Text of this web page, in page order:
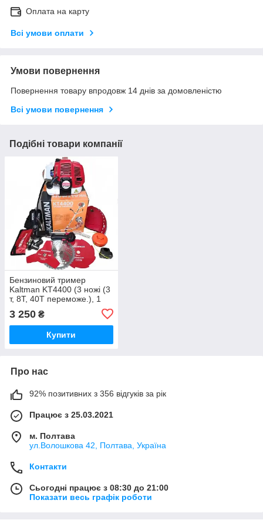
Оплата на карту
Всі умови оплати
Умови повернення
Повернення товару впродовж 14 днів за домовленістю
Всі умови повернення
Подібні товари компанії
Бензиновий тример
Kaltman KT4400 (3 ножі (3
т, 8Т, 40Т переможе.), 1
автоматична котушка, 28
штанга Польща
3 250 ₴
Купити
Про нас
92% позитивних з 356 відгуків за рік
Працює з 25.03.2021
м. Полтава
ул.Волошкова 42, Полтава, Україна
Контакти
Сьогодні працює з 08:30 до 21:00
Показати весь графік роботи